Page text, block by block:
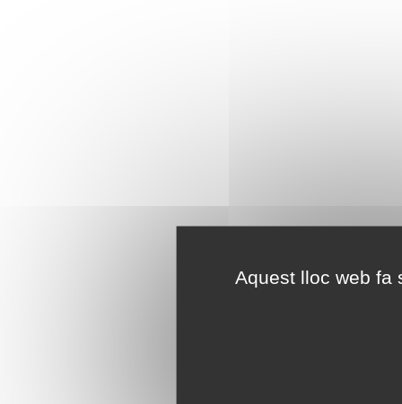
Aquest lloc web fa